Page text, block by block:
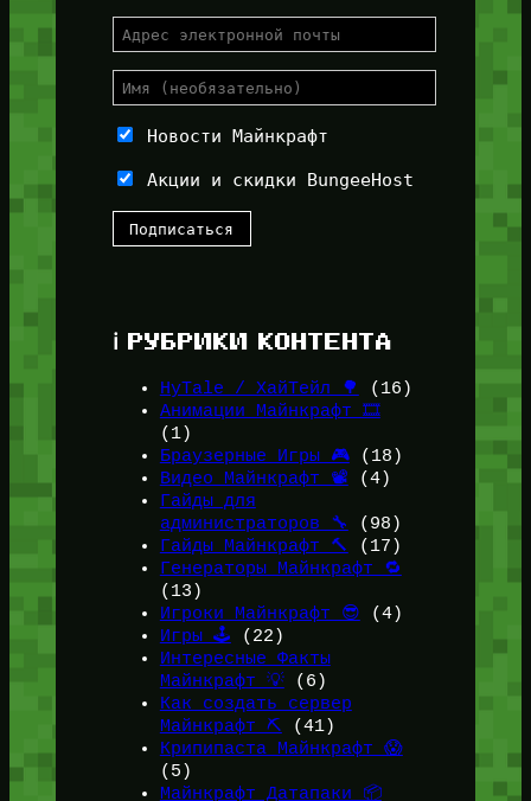
Новости Майнкрафт
Акции и скидки BungeeHost
ℹ️ РУБРИКИ КОНТЕНТА
HyTale / ХайТейл 🌳
(16)
Анимации Майнкрафт 🎞️
(1)
Браузерные Игры 🎮(18)
Видео Майнкрафт 📽️ (4)
Гайды для
администраторов 🔧
(98)
Гайды Майнкрафт 🔨
(17)
Генераторы Майнкрафт 🔁
(13)
Игроки Майнкрафт 😎 (4)
Игры 🕹️ (22)
Интересные Факты
Майнкрафт 💡(6)
Как создать сервер
Майнкрафт ⛏️ (41)
Крипипаста Майнкрафт 😱
(5)
Майнкрафт Датапаки 📦